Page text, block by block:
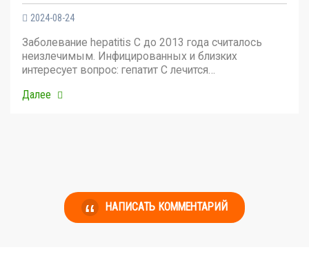
2024-08-24
Заболевание hepatitis C до 2013 года считалось
неизлечимым. Инфицированных и близких
интересует вопрос: гепатит С лечится…
Далее
НАПИСАТЬ КОММЕНТАРИЙ